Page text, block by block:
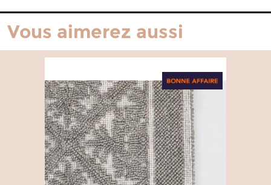
Vous aimerez aussi